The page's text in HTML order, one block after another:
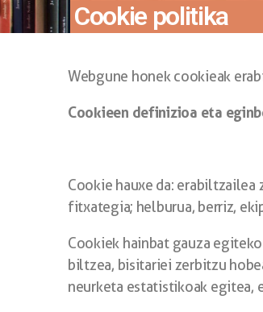
Cookie politika
Webgune honek cookieak
Cookieen definizioa eta
Cookie hauxe da:
fitxategia; helburua, berriz,
Cookiek hainbat gauza
biltzea, bisitariei zerbitzu
neurketa estatistikoak egitea,